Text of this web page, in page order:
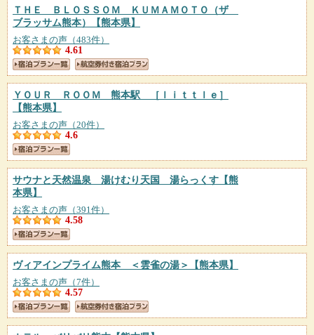
ＴＨＥ ＢＬＯＳＳＯＭ ＫＵＭＡＭＯＴＯ（ザ
ブラッサム熊本）
【熊本県】
お客さまの声（483件）
4.61
ＹＯＵＲ ＲＯＯＭ 熊本駅 ［ｌｉｔｔｌｅ］
【熊本県】
お客さまの声（20件）
4.6
サウナと天然温泉 湯けむり天国 湯らっくす 【熊
本県】
お客さまの声（391件）
4.58
ヴィアインプライム熊本 ＜雲雀の湯＞ 【熊本県】
お客さまの声（7件）
4.57